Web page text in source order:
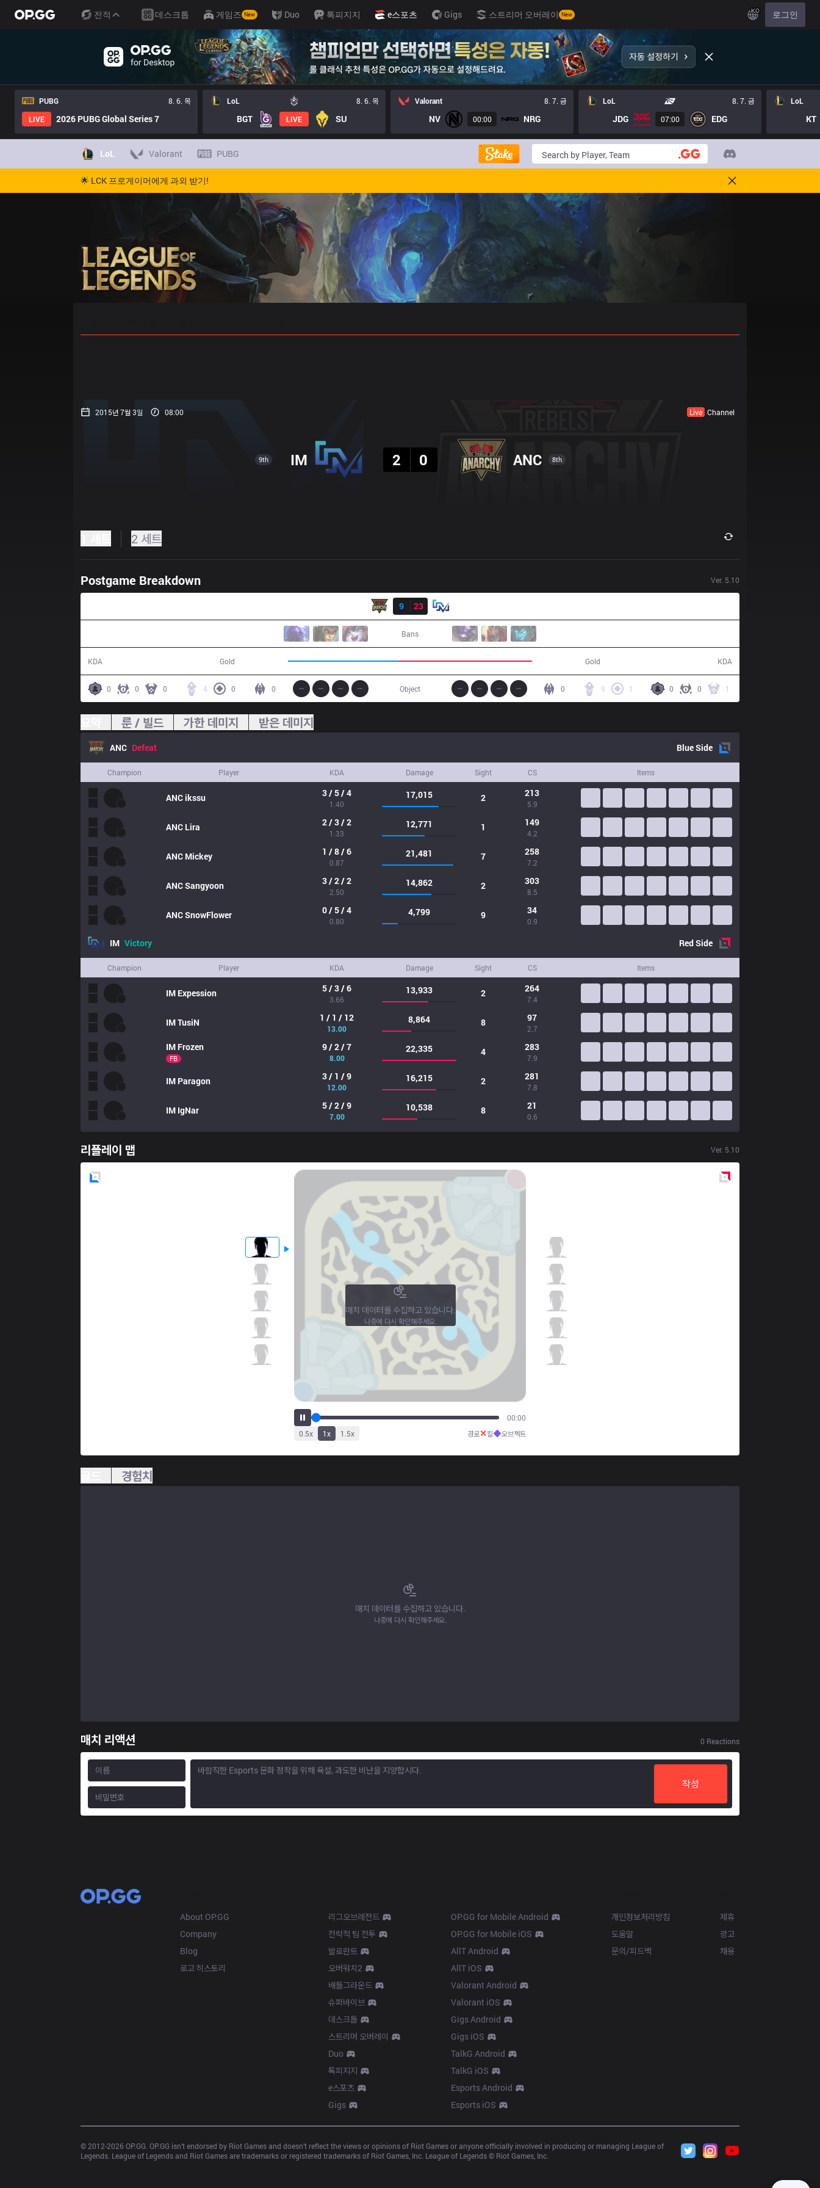
전적 데스크톱 게임즈 New Duo 톡피지지 e스포츠 Gigs 스트리머 오버레이 New KO 로그인
PUBG
8. 6. 목
LIVE
2026 PUBG Global Series 7
LoL 8. 6. 목
BGT LIVE SU
Valorant 8. 7. 금
NV 00:00 NRG
LoL 8. 7. 금
JDG 07:00 EDG
LoL
KT
LoL Valorant PUBG
🌟 LCK 프로게이머에게 과외 받기!
2015년 7월 3일 08:00 Live Channel
9th IM
2
0 ANC 8th
2 세트
Postgame Breakdown Ver. 5.10
9
23
Bans
KDA Gold Gold KDA
0 0 0 4 0 0 0 0 1
9 1
0
Object
룬 / 빌드 가한 데미지 받은 데미지
ANC Defeat BlueSide
Champion Player KDA Damage Sight CS Items
ANCikssu 3 / 5 / 4
1.40
17,015 2 213
5.9
ANC Lira 2 / 3 / 2
1.33
12,771 1 149
4.2
ANC Mickey 1 / 8 / 6
0.87
21,481 7 258
7.2
ANCSangyoon 3 / 2 / 2
2.50
14,862 2 303
8.5
ANCSnowFlower 0 / 5 / 4
0.80
4,799 9 34
0.9
IM Victory RedSide
Champion Player KDA Damage Sight CS Items
IM Expession 5 / 3 / 6
3.66
13,933 2 264
7.4
IMTusiN 1 / 1 / 12
13.00
8,864 8 97
2.7
IM Frozen
FB
9 / 2 / 7
8.00
22,335 4 283
7.9
IM Paragon 3 / 1 / 9
12.00
16,215 2 281
7.8
IM IgNar 5 / 2 / 9
7.00
10,538 8 21
0.6
리플레이 맵 Ver. 5.10
00:00
0.5x 1x 1.5x 경로✕킬◆오브젝트
매치 데이터를 수집하고 있습니다.
나중에 다시 확인해주세요.
경험치
매치 데이터를 수집하고 있습니다.
나중에 다시 확인해주세요.
매치 리액션 0 Reactions
작성
About OP.GG
Company
Blog
로고 히스토리
리그오브레전드
전략적 팀 전투
발로란트
오버워치2
배틀그라운드
슈퍼바이브
데스크톱
스트리머 오버레이
Duo
톡피지지
e스포츠
Gigs
OP.GG for Mobile Android
OP.GG for Mobile iOS
AllT Android
AllT iOS
Valorant Android
Valorant iOS
Gigs Android
Gigs iOS
TalkG Android
TalkG iOS
Esports Android
Esports iOS
개인정보처리방침
도움말
문의/피드백
제휴
광고
채용
© 2012-2026 OP.GG. OP.GG isn’t endorsed by Riot Games and doesn’t reflect the views or opinions of Riot Games or anyone officially involved in producing or managing League of
Legends. League of Legends and Riot Games are trademarks or registered trademarks of Riot Games, Inc. League of Legends © Riot Games, Inc.